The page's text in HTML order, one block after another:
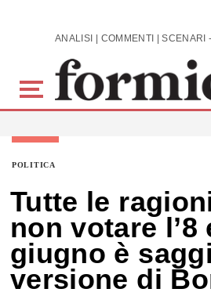
Skip to main content
POLITICA
Tutte le
non votare l’8
giugno è
versione di